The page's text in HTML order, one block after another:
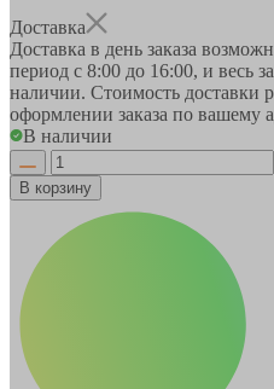
Доставка
Доставка в день заказа
период с 8:00 до 16:00, и весь
наличии. Стоимость доставки
оформлении заказа по вашему
В наличии
В корзину